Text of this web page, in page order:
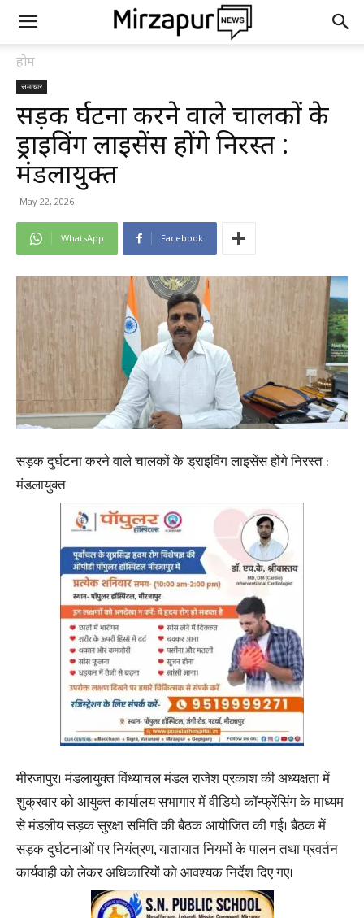
होम
समाचार
सड़क दुर्घटना करने वाले चालकों के
ड्राइविंग लाइसेंस होंगे निरस्त :
मंडलायुक्त
May 22, 2026
WhatsApp Facebook
सड़क दुर्घटना करने वाले चालकों के ड्राइविंग लाइसेंस होंगे निरस्त :
मंडलायुक्त
मीरजापुर। मंडलायुक्त विंध्याचल मंडल राजेश प्रकाश की अध्यक्षता में
शुक्रवार को आयुक्त कार्यालय सभागार में वीडियो कॉन्फ्रेंसिंग के माध्यम
से मंडलीय सड़क सुरक्षा समिति की बैठक आयोजित की गई। बैठक में
सड़क दुर्घटनाओं पर नियंत्रण, यातायात नियमों के पालन तथा प्रवर्तन
कार्यवाही को लेकर अधिकारियों को आवश्यक निर्देश दिए गए।